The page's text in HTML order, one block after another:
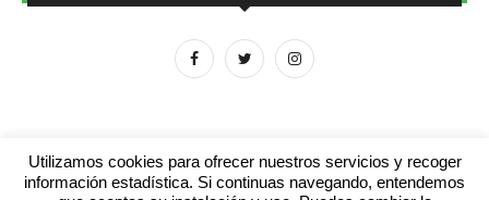
Utilizamos cookies para ofrecer nuestros servicios y recoger
información estadística. Si continuas navegando, entendemos